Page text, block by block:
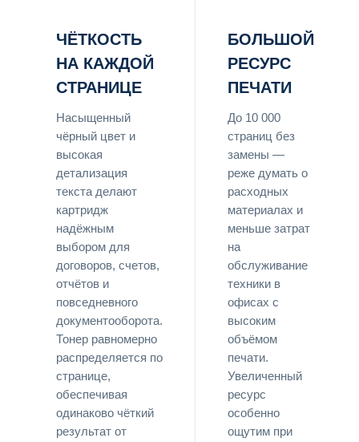
ЧЁТКОСТЬ
НА КАЖДОЙ
СТРАНИЦЕ
Насыщенный
чёрный цвет и
высокая
детализация
текста делают
картридж
надёжным
выбором для
договоров, счетов,
отчётов и
повседневного
документооборота.
Тонер равномерно
распределяется по
странице,
обеспечивая
одинаково чёткий
результат от
БОЛЬШОЙ
РЕСУРС
ПЕЧАТИ
До 10 000
страниц без
замены —
реже думать о
расходных
материалах и
меньше затрат
на
обслуживание
техники в
офисах с
высоким
объёмом
печати.
Увеличенный
ресурс
особенно
ощутим при